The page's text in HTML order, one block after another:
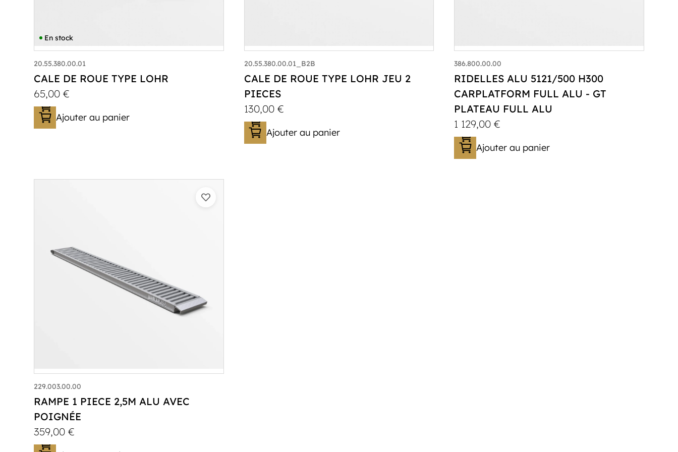
En stock
20.55.380.00.01
CALE DE ROUE TYPE LOHR
65,00€
Ajouter au panier
20.55.380.00.01_B2B
CALE DE ROUE TYPE LOHR JEU 2
PIECES
130,00 €
Ajouter au panier
386.800.00.00
RIDELLES ALU 5121/500 H300
CARPLATFORM FULL ALU - GT
PLATEAU FULL ALU
1 129,00€
Ajouter au panier
229.003.00.00
RAMPE 1 PIECE 2,5M ALU AVEC
POIGNÉE
359,00€